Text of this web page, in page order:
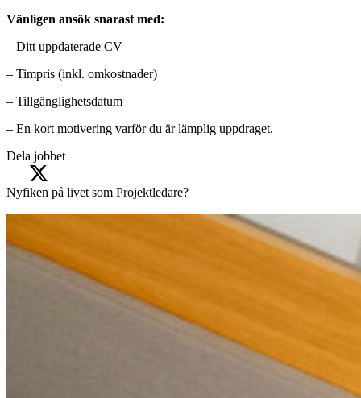
Vänligen ansök snarast med:
– Ditt uppdaterade CV
– Timpris (inkl. omkostnader)
– Tillgänglighetsdatum
– En kort motivering varför du är lämplig uppdraget.
Dela jobbet
Nyfiken på livet som Projektledare?